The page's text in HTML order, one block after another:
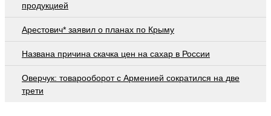
продукцией
Арестович* заявил о планах по Крыму
Названа причина скачка цен на сахар в России
Оверчук: товарооборот с Арменией сократился на две
трети